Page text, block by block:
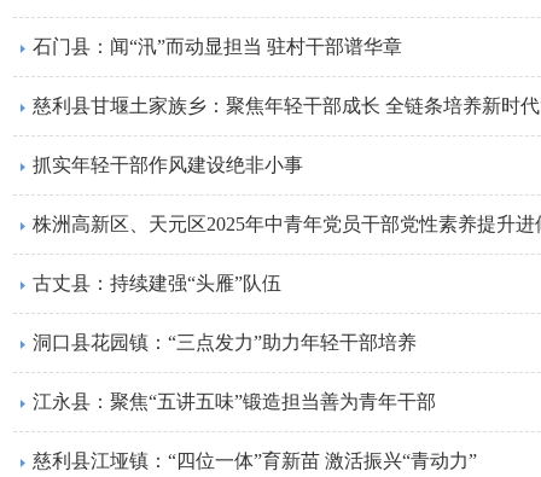
石门县：闻“汛”而动显担当 驻村干部谱华章
慈利县甘堰土家族乡：聚焦年轻干部成长 全链条培养新时代
抓实年轻干部作风建设绝非小事
株洲高新区、天元区2025年中青年党员干部党性素养提升进
古丈县：持续建强“头雁”队伍
洞口县花园镇：“三点发力”助力年轻干部培养
江永县：聚焦“五讲五味”锻造担当善为青年干部
慈利县江垭镇：“四位一体”育新苗 激活振兴“青动力”